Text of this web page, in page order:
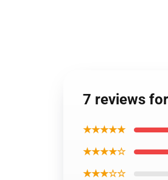
7 reviews
★★★★★
★★★★☆
★★★☆☆